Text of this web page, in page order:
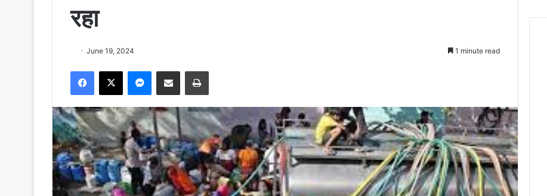
रहा
June 19, 2024 1 minute read
Facebook
X Messenger
Share via Email Print